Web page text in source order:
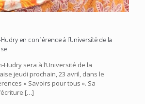
en conférence à l’Université de la
Hudry sera à l’Université de la
jeudi prochain, 23 avril, dans le
« Savoirs pour tous ». Sa
[…]